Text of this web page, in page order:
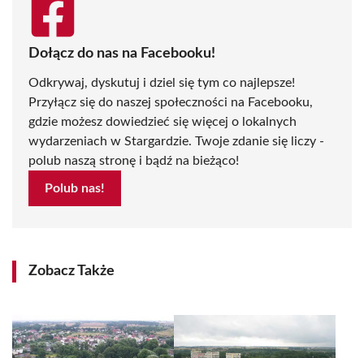
Dołącz do nas na Facebooku!
Odkrywaj, dyskutuj i dziel się tym co najlepsze!
Przyłącz się do naszej społeczności na Facebooku,
gdzie możesz dowiedzieć się więcej o lokalnych
wydarzeniach w Stargardzie. Twoje zdanie się liczy -
polub naszą stronę i bądź na bieżąco!
Polub nas!
Zobacz Także